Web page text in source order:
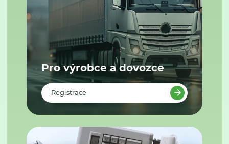
Pro výrobce a dovozce
Registrace